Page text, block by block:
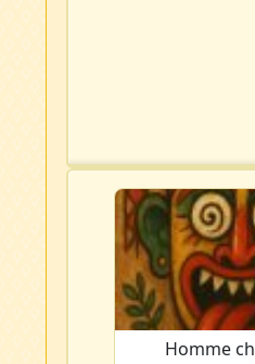
Homme